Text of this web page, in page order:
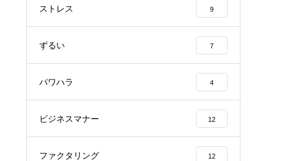
ストレス 9
ずるい 7
パワハラ 4
ビジネスマナー 12
ファクタリング 12